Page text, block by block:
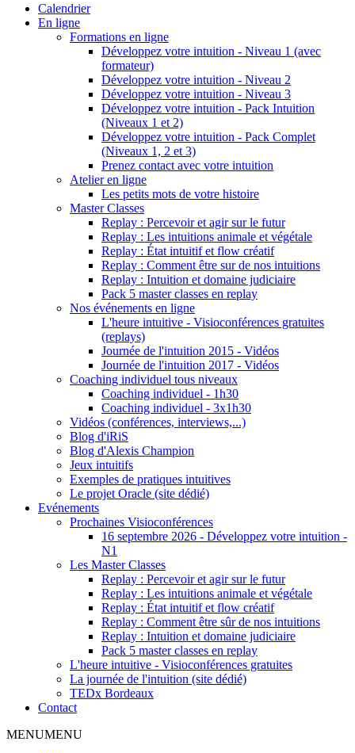
Calendrier
En ligne
Formations en ligne
Développez votre intuition - Niveau 1 (avec
formateur)
Développez votre intuition - Niveau 2
Développez votre intuition - Niveau 3
Développez votre intuition - Pack Intuition
(Niveaux 1 et 2)
Développez votre intuition - Pack Complet
(Niveaux 1, 2 et 3)
Prenez contact avec votre intuition
Atelier en ligne
Les petits mots de votre histoire
Master Classes
Replay : Percevoir et agir sur le futur
Replay : Les intuitions animale et végétale
Replay : État intuitif et flow créatif
Replay : Comment être sur de nos intuitions
Replay : Intuition et domaine judiciaire
Pack 5 master classes en replay
Nos événements en ligne
L'heure intuitive - Visioconférences gratuites
(replays)
Journée de l'intuition 2015 - Vidéos
Journée de l'intuition 2017 - Vidéos
Coaching individuel tous niveaux
Coaching individuel - 1h30
Coaching individuel - 3x1h30
Vidéos (conférences, interviews,...)
Blog d'iRiS
Blog d'Alexis Champion
Jeux intuitifs
Exemples de pratiques intuitives
Le projet Oracle (site dédié)
Evénements
Prochaines Visioconférences
16 septembre 2026 - Développez votre intuition -
N1
Les Master Classes
Replay : Percevoir et agir sur le futur
Replay : Les intuitions animale et végétale
Replay : État intuitif et flow créatif
Replay : Comment être sûr de nos intuitions
Replay : Intuition et domaine judiciaire
Pack 5 master classes en replay
L'heure intuitive - Visioconférences gratuites
La journée de l'intuition (site dédié)
TEDx Bordeaux
Contact
MENUMENU